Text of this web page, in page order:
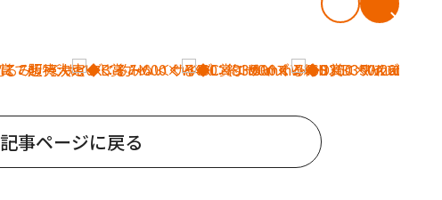
記事ページに戻る